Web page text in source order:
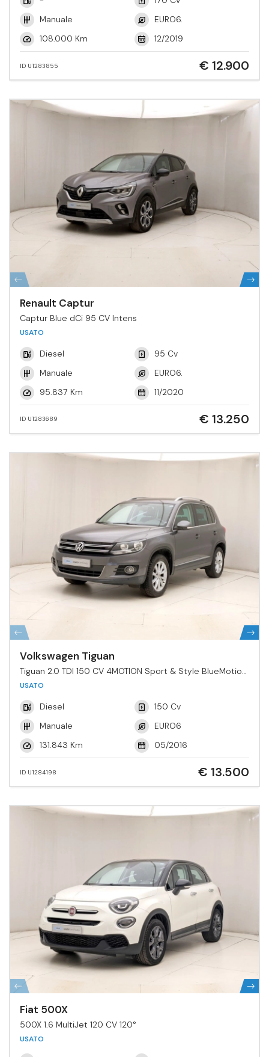
Manuale
EURO6.
108.000 Km
12/2019
ID U1283855 € 12.900
Renault Captur
Captur Blue dCi 95 CV Intens
USATO
Diesel
95 Cv
Manuale
EURO6.
95.837 Km
11/2020
ID U1283689 € 13.250
Volkswagen Tiguan
Tiguan 2.0 TDI 150 CV 4MOTION Sport & Style BlueMotion
Tech.
USATO
Diesel
150 Cv
Manuale
EURO6
131.843 Km
05/2016
ID U1284198 € 13.500
Fiat 500X
500X 1.6 MultiJet 120 CV 120°
USATO